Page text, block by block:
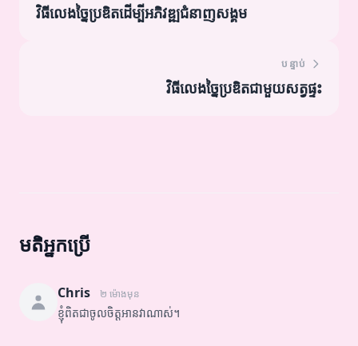
វិធីលេងច្នៃប្រឌិតដើម្បីអភិវឌ្ឍជំនាញសង្គម
បន្ទាប់
វិធីលេងច្នៃប្រឌិតជាមួយសត្វផ្ទះ
មតិអ្នកប្រើ
Chris ២ ម៉ោងមុន
ខ្ញុំពិតជាចូលចិត្តអានវាណាស់។